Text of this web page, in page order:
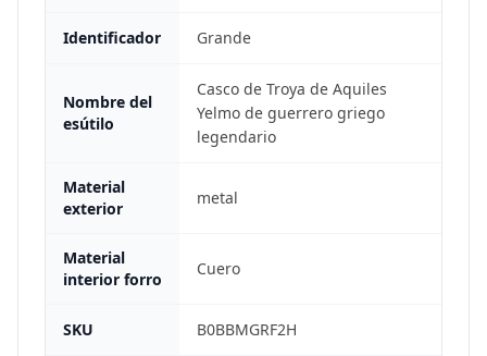
Identificador Grande
Nombre del
esútilo
Casco de Troya de Aquiles
Yelmo de guerrero griego
legendario
Material
exterior
metal
Material
interior forro
Cuero
SKU B0BBMGRF2H